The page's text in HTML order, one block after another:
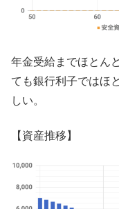
年金受給までほとん
ても銀行利子ではほ
しい。
【資産推移】